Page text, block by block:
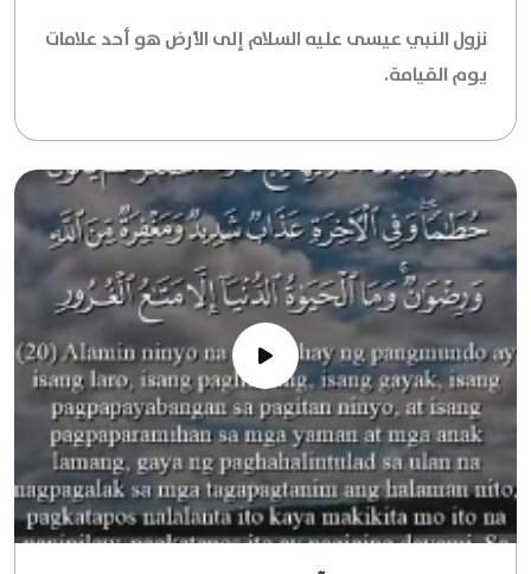
نزول النبي عيسى عليه السلام إلى الأرض هو أحد علامات
يوم القيامة.